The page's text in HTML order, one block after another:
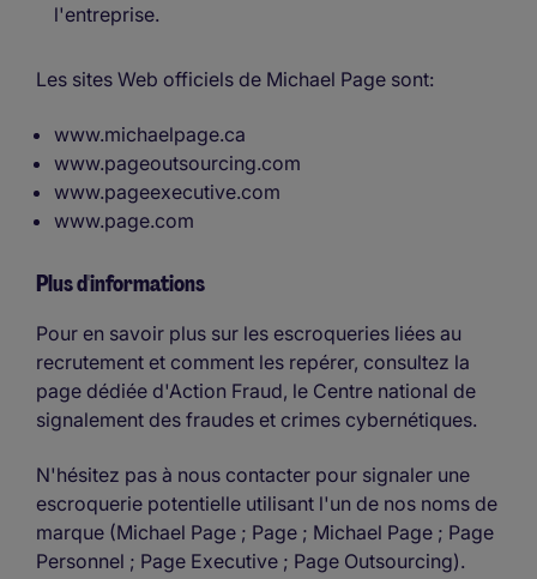
l'entreprise.
Les sites Web officiels de Michael Page sont:
www.michaelpage.ca
www.pageoutsourcing.com
www.pageexecutive.com
www.page.com
Plus d'informations
Pour en savoir plus sur les escroqueries liées au
recrutement et comment les repérer, consultez la
page dédiée d'Action Fraud, le Centre national de
signalement des fraudes et crimes cybernétiques.
N'hésitez pas à nous contacter pour signaler une
escroquerie potentielle utilisant l'un de nos noms de
marque (Michael Page ; Page ; Michael Page ; Page
Personnel ; Page Executive ; Page Outsourcing).